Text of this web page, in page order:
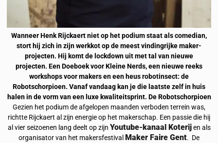
Wanneer Henk Rijckaert niet op het podium staat als comedian,
stort hij zich in zijn werkkot op de meest vindingrijke maker-
projecten. Hij komt de lockdown uit met tal van nieuwe
projecten. Een Doeboek voor Kleine Nerds, een nieuwe reeks
workshops voor makers en een heus robotinsect: de
Robotschorpioen. Vanaf vandaag kan je die laatste zelf in huis
halen in de vorm van een luxe kwaliteitsprint. De Robotschorpioen
Gezien het podium de afgelopen maanden verboden terrein was,
richtte Rijckaert al zijn energie op het makerschap. Een passie die hij
al vier seizoenen lang deelt op zijn Youtube-kanaal Koterijen als
organisator van het makersfestival Maker Faire Gent. De